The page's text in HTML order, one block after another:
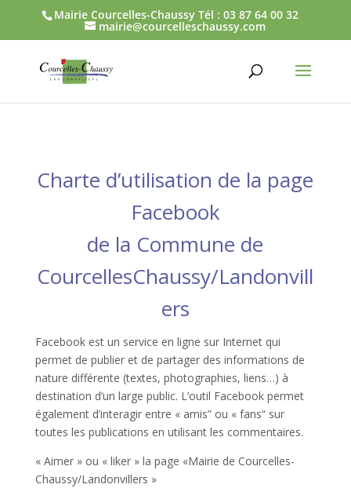
Mairie Courcelles-Chaussy Tél : 03 87 64 00 32
mairie@courcelleschaussy.com
Charte d’utilisation de la page
Facebook
de la Commune de
CourcellesChaussy/Landonvill
ers
Facebook est un service en ligne sur Internet qui
permet de publier et de partager des informations de
nature différente (textes, photographies, liens…) à
destination d’un large public. L’outil Facebook permet
également d’interagir entre « amis” ou « fans“ sur
toutes les publications en utilisant les commentaires.
« Aimer » ou « liker » la page «Mairie de Courcelles-
Chaussy/Landonvillers »